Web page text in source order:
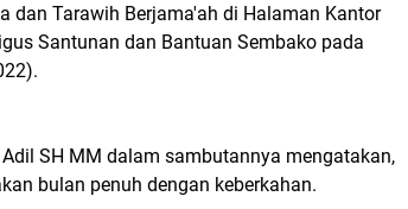
dan Tarawih Berjama'ah di Halaman Kantor
Santunan dan Bantuan Sembako pada
SH MM dalam sambutannya mengatakan,
bulan penuh dengan keberkahan.